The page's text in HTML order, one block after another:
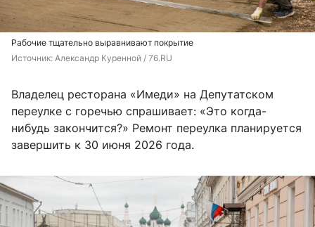
Рабочие тщательно выравнивают покрытие
Источник: Александр Куренной / 76.RU
Владелец ресторана «Имеди» на Депутатском
переулке с горечью спрашивает: «Это когда-
нибудь закончится?» Ремонт переулка планируется
завершить к 30 июня 2026 года.